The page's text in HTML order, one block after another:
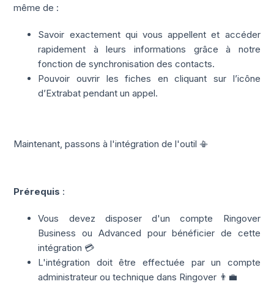
même de :
Savoir exactement qui vous appellent et accéder
rapidement à leurs informations grâce à notre
fonction de synchronisation des contacts.
Pouvoir ouvrir les fiches en cliquant sur l’icône
d’Extrabat pendant un appel.
Maintenant, passons à l'intégration de l'outil 📳
Prérequis :
Vous devez disposer d'un compte Ringover
Business ou Advanced pour bénéficier de cette
intégration 💳
L'intégration doit être effectuée par un compte
administrateur ou technique dans Ringover 👨‍💼